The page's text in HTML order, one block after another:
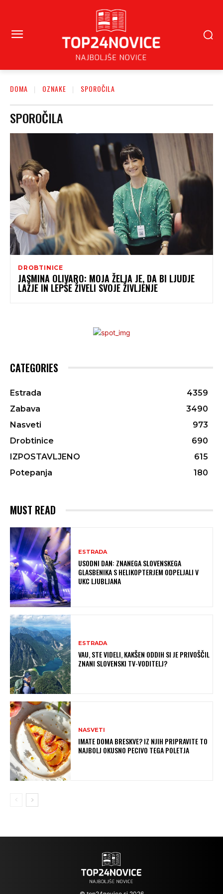
DOMA OZNAKE SPOROČILA
SPOROČILA
DROBTINICE
JASMINA OLIVARO: MOJA ŽELJA JE, DA BI LJUDJE
LAŽJE IN LEPŠE ŽIVELI SVOJE ŽIVLJENJE
CATEGORIES
Estrada
4359
Zabava
3490
Nasveti
973
Drobtinice
690
IZPOSTAVLJENO
615
Potepanja
180
MUST READ
ESTRADA
USODNI DAN: ZNANEGA SLOVENSKEGA
GLASBENIKA S HELIKOPTERJEM ODPELJALI V
UKC LJUBLJANA
ESTRADA
VAU, STE VIDELI, KAKŠEN ODDIH SI JE PRIVOŠČIL
ZNANI SLOVENSKI TV-VODITELJ?
NASVETI
IMATE DOMA BRESKVE? IZ NJIH PRIPRAVITE TO
NAJBOLJ OKUSNO PECIVO TEGA POLETJA